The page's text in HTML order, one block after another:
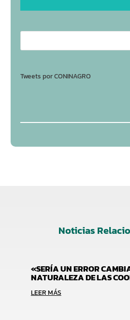
Tweets por CONINAGRO
Noticias
«SERÍA UN ERROR
NATURALEZA DE LAS
LEER MÁS